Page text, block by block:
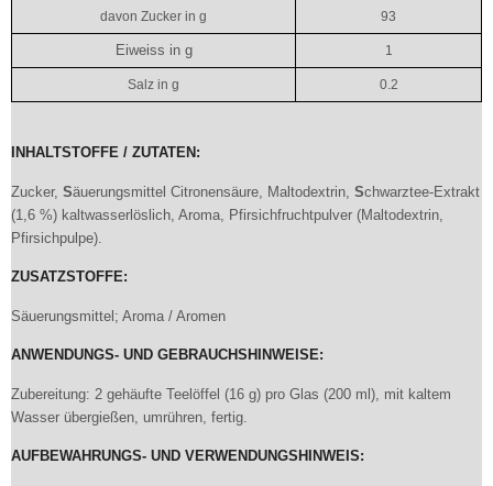
davon Zucker in g 93
Eiweiss in g 1
Salz in g 0.2
INHALTSTOFFE / ZUTATEN:
Zucker, Säuerungsmittel Citronensäure, Maltodextrin, Schwarztee-Extrakt
(1,6 %) kaltwasserlöslich, Aroma, Pfirsichfruchtpulver (Maltodextrin,
Pfirsichpulpe).
ZUSATZSTOFFE:
Säuerungsmittel; Aroma / Aromen
ANWENDUNGS- UND GEBRAUCHSHINWEISE:
Zubereitung: 2 gehäufte Teelöffel (16 g) pro Glas (200 ml), mit kaltem
Wasser übergießen, umrühren, fertig.
AUFBEWAHRUNGS- UND VERWENDUNGSHINWEIS: